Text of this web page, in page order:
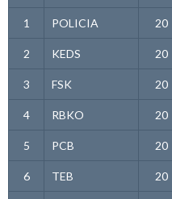
1 POLICIA 20
2 KEDS 20
3 FSK 20
4 RBKO 20
5 PCB 20
6 TEB 20